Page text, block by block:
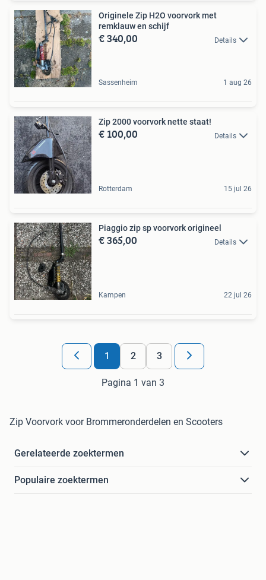
Originele Zip H2O voorvork met
remklauw en schijf
€ 340,00 Details
Sassenheim 1 aug 26
Zip 2000 voorvork nette staat!
€ 100,00 Details
Rotterdam 15 jul 26
Piaggio zip sp voorvork origineel
€ 365,00 Details
Kampen 22 jul 26
1 2 3
Pagina 1 van 3
Zip Voorvork voor Brommeronderdelen en Scooters
Gerelateerde zoektermen
Populaire zoektermen